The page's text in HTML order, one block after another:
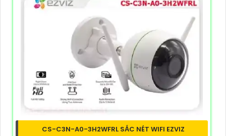
CS-C3N-A0-3H2WFRL SẮC NÉT WIFI EZVIZ